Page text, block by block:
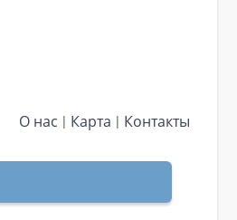
О нас Карта Контакты